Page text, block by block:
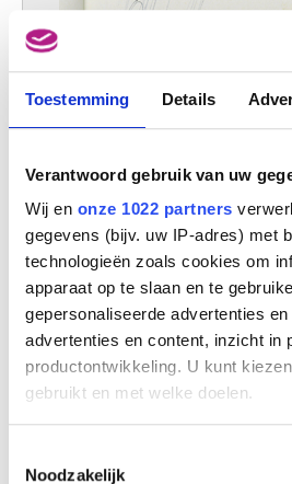
Toestemming Details
Verantwoord gebruik van uw
Wij en onze 1022 partners
gegevens (bijv. uw IP-adres) met
technologieën zoals cookies om
apparaat op te slaan en te
gepersonaliseerde advertenties
advertenties en content, inzicht in
productontwikkeling. U kunt
gebruikt en met welke doelen.
Informatie verzamelen over
Noodzakelijk